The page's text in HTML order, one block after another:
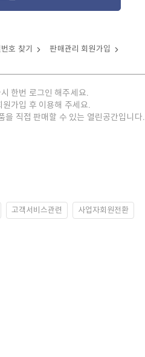
호 찾기 판매관리 회원가입
한번 로그인 해주세요.
가입 후 이용해 주세요.
을 직접 판매할 수 있는 열린공간입니다.
고객서비스관련 사업자회원전환